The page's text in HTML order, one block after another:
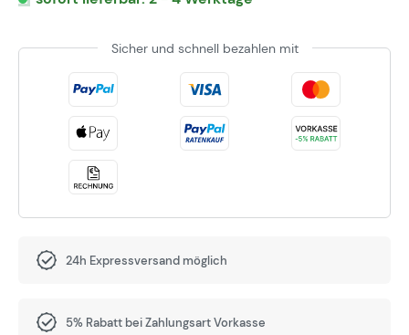
Sicher und schnell bezahlen mit
24h Expressversand möglich
5% Rabatt bei Zahlungsart Vorkasse